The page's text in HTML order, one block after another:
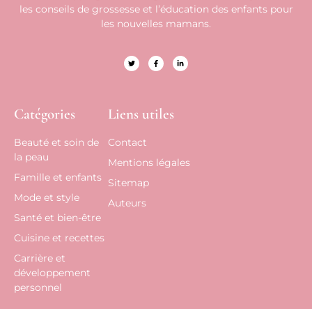
les conseils de grossesse et l’éducation des enfants pour
les nouvelles mamans.
Catégories
Beauté et soin de
la peau
Famille et enfants
Mode et style
Santé et bien-être
Cuisine et recettes
Carrière et
développement
personnel
Liens utiles
Contact
Mentions légales
Sitemap
Auteurs